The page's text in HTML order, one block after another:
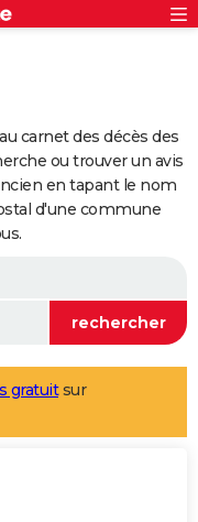
carnet des décès des
ou trouver un avis
en tapant le nom
d'une commune
gratuitsur